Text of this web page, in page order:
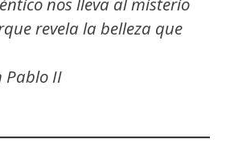
revela la belleza que
Pablo II